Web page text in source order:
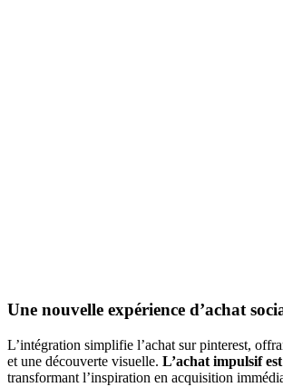
Une nouvelle expérience d’achat
L’intégration simplifie l’achat sur pinterest,
et une découverte visuelle. L’achat impulsif
transformant l’inspiration en acquisition